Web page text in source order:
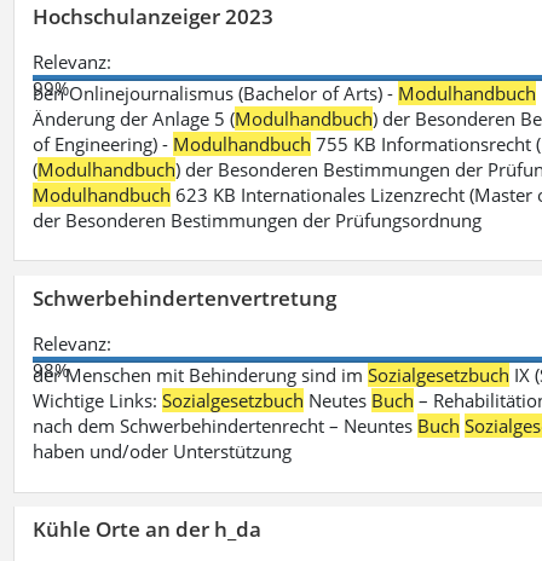
Hochschulanzeiger 2023
Relevanz:
99%
ben Onlinejournalismus (Bachelor of Arts) - Modulhandbuch
Änderung der Anlage 5 (Modulhandbuch) der Besonderen
of Engineering) - Modulhandbuch 755 KB Informationsrecht
(Modulhandbuch) der Besonderen Bestimmungen der
Modulhandbuch 623 KB Internationales Lizenzrecht (Master
der Besonderen Bestimmungen der Prüfungsordnung
Schwerbehindertenvertretung
Relevanz:
98%
der Menschen mit Behinderung sind imSozialgesetzbuch IX
Wichtige Links:Sozialgesetzbuch Neutes Buch –
nach dem Schwerbehindertenrecht – Neuntes Buch
haben und/oder Unterstützung
Kühle Orte an der h_da